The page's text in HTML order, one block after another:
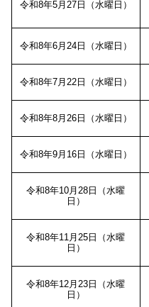
令和8年5月27日（水曜日）
令和8年6月24日（水曜日）
令和8年7月22日（水曜日）
令和8年8月26日（水曜日）
令和8年9月16日（水曜日）
令和8年10月28日（水曜
日）
令和8年11月25日（水曜
日）
令和8年12月23日（水曜
日）